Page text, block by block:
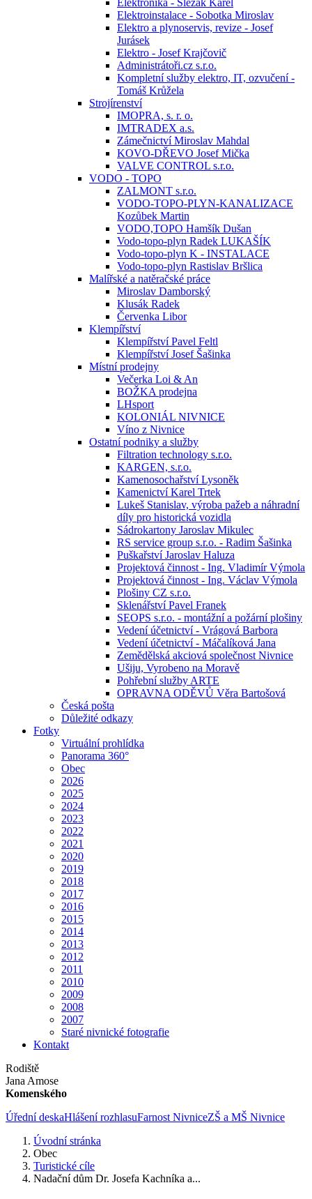
Elektronika - Slezák Karel
Elektroinstalace - Sobotka Miroslav
Elektro a plynoservis, revize - Josef
Jurásek
Elektro - Josef Krajčovič
Administrátoři.cz s.r.o.
Kompletní služby elektro, IT, ozvučení -
Tomáš Krůžela
Strojírenství
IMOPRA, s. r. o.
IMTRADEX a.s.
Zámečnictví Miroslav Mahdal
KOVO-DŘEVO Josef Mička
VALVE CONTROL s.r.o.
VODO - TOPO
ZALMONT s.r.o.
VODO-TOPO-PLYN-KANALIZACE
Kozůbek Martin
VODO,TOPO Hamšík Dušan
Vodo-topo-plyn Radek LUKAŠÍK
Vodo-topo-plyn K - INSTALACE
Vodo-topo-plyn Rastislav Bršlica
Malířské a natěračské práce
Miroslav Damborský
Klusák Radek
Červenka Libor
Klempířství
Klempířství Pavel Feltl
Klempířství Josef Šašinka
Místní prodejny
Večerka Loi & An
BOŽKA prodejna
LHsport
KOLONIÁL NIVNICE
Víno z Nivnice
Ostatní podniky a služby
Filtration technology s.r.o.
KARGEN, s.r.o.
Kamenosochařství Lysoněk
Kamenictví Karel Trtek
Lukeš Stanislav, výroba pažeb a náhradní
díly pro historická vozidla
Sádrokartony Jaroslav Mikulec
RS service group s.r.o. - Radim Šašinka
Puškařství Jaroslav Haluza
Projektová činnost - Ing. Vladimír Výmola
Projektová činnost - Ing. Václav Výmola
Plošiny CZ s.r.o.
Sklenářství Pavel Franek
SEOPS s.r.o. - montážní a požární plošiny
Vedení účetnictví - Vrágová Barbora
Vedení účetnictví - Máčalíková Jana
Zemědělská akciová společnost Nivnice
Ušiju, Vyrobeno na Moravě
Pohřební služby ARTE
OPRAVNA ODĚVŮ Věra Bartošová
Česká pošta
Důležité odkazy
Fotky
Virtuální prohlídka
Panorama 360°
Obec
2026
2025
2024
2023
2022
2021
2020
2019
2018
2017
2016
2015
2014
2013
2012
2011
2010
2009
2008
2007
Staré nivnické fotografie
Kontakt
Rodiště
Jana Amose
Komenského
Úřední deskaHlášení rozhlasuFarnost NivniceZŠ a MŠ Nivnice
Úvodní stránka
Obec
Turistické cíle
Nadační dům Dr. Josefa Kachníka a...